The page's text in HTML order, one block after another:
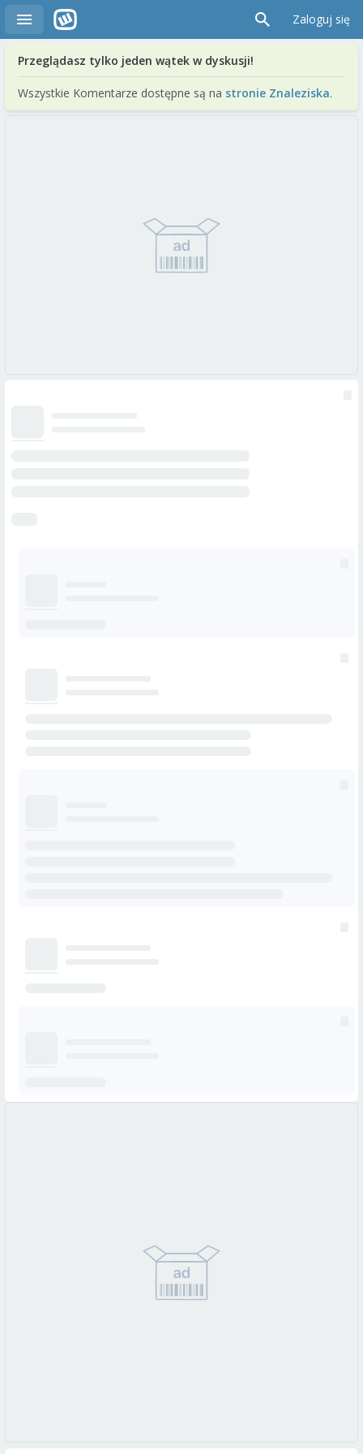
Zaloguj się
Przeglądasz tylko jeden wątek w dyskusji!
Wszystkie Komentarze dostępne są na stronie Znaleziska.